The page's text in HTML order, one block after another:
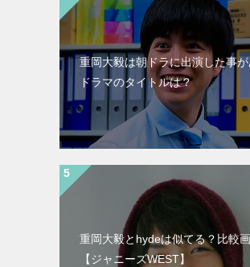
重岡大毅は朝ドラに出演した事が
ドラマのタイトルは？
重岡大毅とhydeは似てる？比較画
【ジャニーズWEST】